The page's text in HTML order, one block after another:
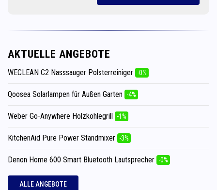
AKTUELLE ANGEBOTE
WECLEAN C2 Nasssauger Polsterreiniger -0%
Qoosea Solarlampen für Außen Garten -4%
Weber Go-Anywhere Holzkohlegrill -1%
KitchenAid Pure Power Standmixer -3%
Denon Home 600 Smart Bluetooth Lautsprecher -0%
ALLE ANGEBOTE